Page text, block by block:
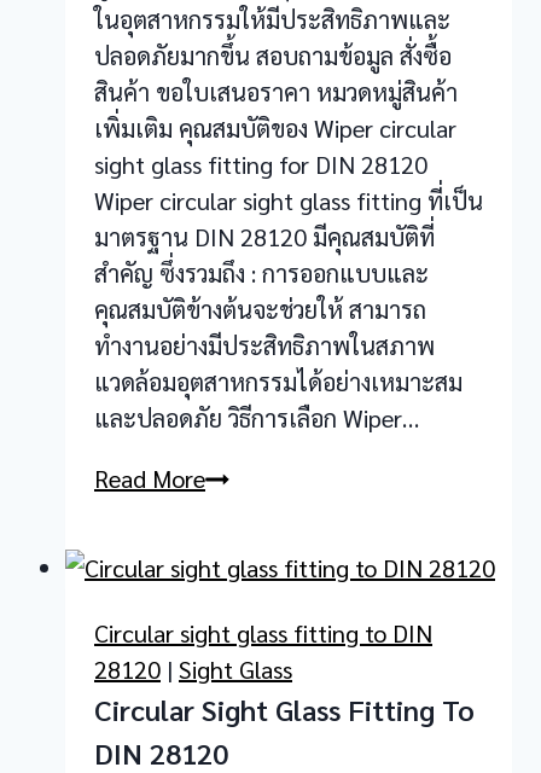
ในอุตสาหกรรมให้มีประสิทธิภาพและ
ปลอดภัยมากขึ้น สอบถามข้อมูล สั่งซื้อ
สินค้า ขอใบเสนอราคา หมวดหมู่สินค้า
เพิ่มเติม คุณสมบัติของ Wiper circular
sight glass fitting for DIN 28120
Wiper circular sight glass fitting ที่เป็น
มาตรฐาน DIN 28120 มีคุณสมบัติที่
สำคัญ ซึ่งรวมถึง : การออกแบบและ
คุณสมบัติข้างต้นจะช่วยให้ สามารถ
ทำงานอย่างมีประสิทธิภาพในสภาพ
แวดล้อมอุตสาหกรรมได้อย่างเหมาะสม
และปลอดภัย วิธีการเลือก Wiper…
Read MoreWiper
glass
fitting
for
DIN
28120
Circular sight glass fitting to DIN
28120 | Sight Glass
Circular Sight Glass Fitting To
DIN 28120